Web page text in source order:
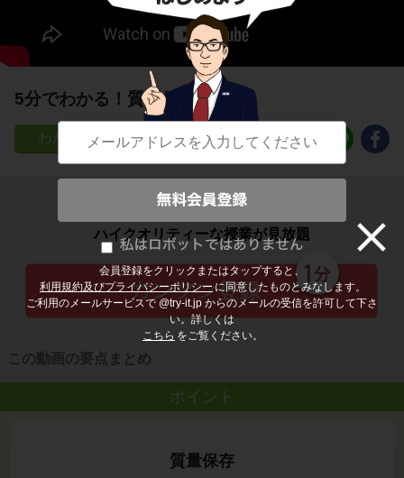
会員登録をクリックまたはタップすると、
利用規約及びプライバシーポリシー に同意したものとみなします。
ご利用のメールサービスで @try-it.jp からのメールの受信を許可して下さ
い。詳しくは
こちら をご覧ください。
5分でわかる！質量保存
637
子どもの勉強から大人の学び直しまで
ハイクオリティーな授業が見放題
この動画の要点まとめ
ポイント
質量保存